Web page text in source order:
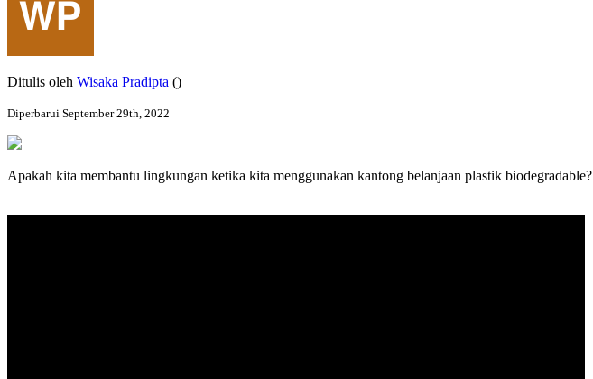
Ditulis oleh Wisaka Pradipta ()
Diperbarui September 29th, 2022
Apakah kita membantu lingkungan ketika kita menggunakan kantong belanjaan plastik biodegradable?